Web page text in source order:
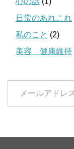
日常のあれこれ
私のこと (2)
美容 健康維持
ル
レ